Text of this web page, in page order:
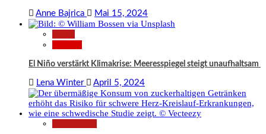
Anne Bajrica Mai 15, 2024
El Niño verstärkt Klimakrise: Meeresspiegel steigt unaufhaltsam
Lena Winter April 5, 2024